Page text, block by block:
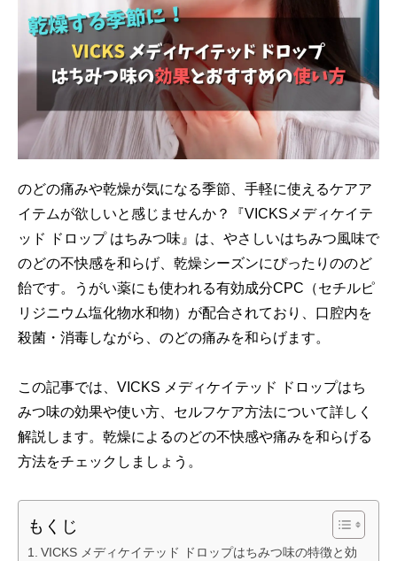
のどの痛みや乾燥が気になる季節、手軽に使えるケアア
イテムが欲しいと感じませんか？『VICKSメディケイテ
ッド ドロップ はちみつ味』は、やさしいはちみつ風味で
のどの不快感を和らげ、乾燥シーズンにぴったりののど
飴です。うがい薬にも使われる有効成分CPC（セチルピ
リジニウム塩化物水和物）が配合されており、口腔内を
殺菌・消毒しながら、のどの痛みを和らげます。
この記事では、VICKS メディケイテッド ドロップはち
みつ味の効果や使い方、セルフケア方法について詳しく
解説します。乾燥によるのどの不快感や痛みを和らげる
方法をチェックしましょう。
もくじ
VICKS メディケイテッド ドロップはちみつ味の特徴と効